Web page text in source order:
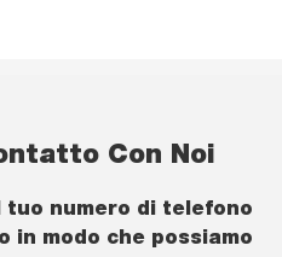
Con Noi
tuo numero di telefono
in modo che possiamo